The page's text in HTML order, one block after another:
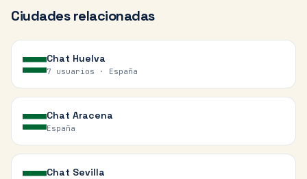
Ciudades relacionadas
Chat Huelva
7 usuarios · España
Chat Aracena
España
Chat Sevilla